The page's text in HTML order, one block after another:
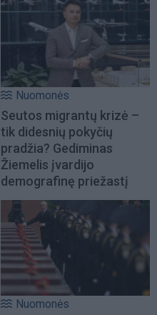
Nuomonės
Seutos migrantų krizė –
tik didesnių pokyčių
pradžia? Gediminas
Žiemelis įvardijo
demografinę priežastį
Nuomonės